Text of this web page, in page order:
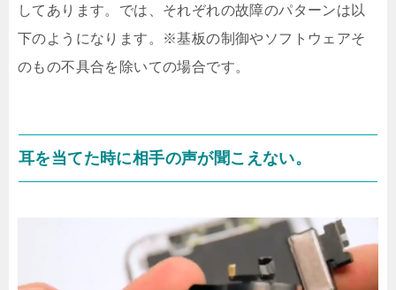
してあります。では、それぞれの故障のパターンは以
下のようになります。※基板の制御やソフトウェアそ
のもの不具合を除いての場合です。
耳を当てた時に相手の声が聞こえない。